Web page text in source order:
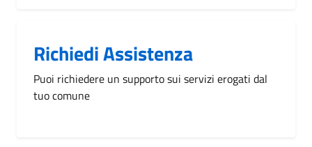
Richiedi Assistenza
Puoi richiedere un supporto sui servizi erogati dal
tuo comune